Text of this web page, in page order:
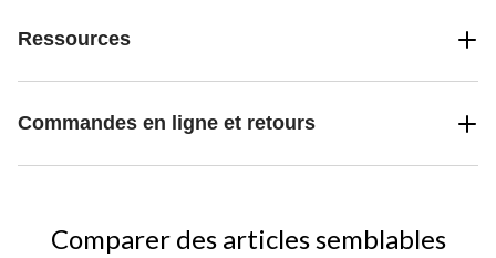
Ressources
Commandes en ligne et retours
Comparer des articles semblables